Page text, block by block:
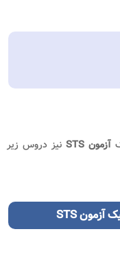
آزمون STS
نیز دروس زیر
آزمون STS